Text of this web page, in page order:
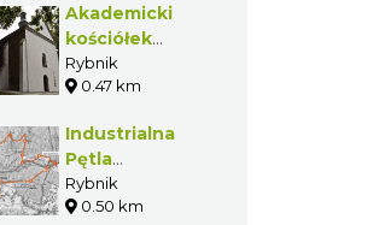
Akademicki
kościółek
Wniebowzięcia
Najświętszej
Rybniku
Rybnik
0.47 km
Industrialna
Pętla
Terenowa w
Rybniku
Rybnik
0.50 km